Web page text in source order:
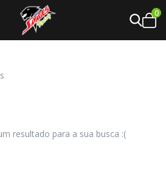
0
resultado para a sua busca :(